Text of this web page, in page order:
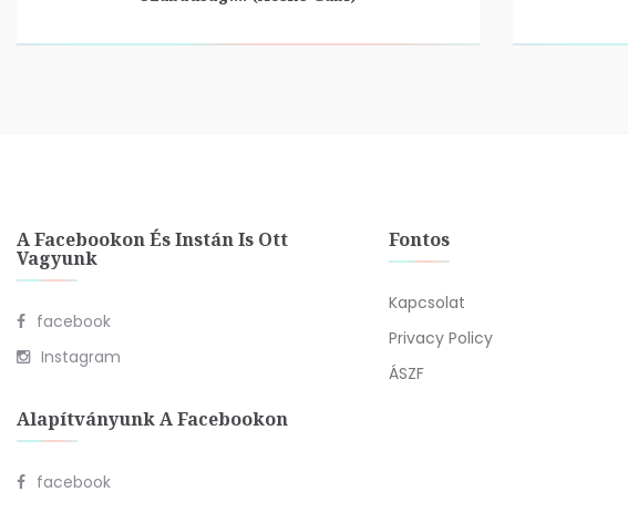
A Facebookon És Instán Is Ott
Vagyunk
facebook
Instagram
Alapítványunk A Facebookon
facebook
Fontos
Kapcsolat
Privacy Policy
ÁSZF